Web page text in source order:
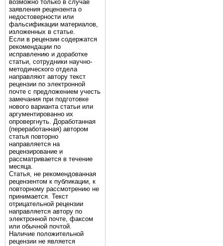
возможно только в случае
заявления рецензента о
недостоверности или
фальсификации материалов,
изложенных в статье.
Если в рецензии содержатся
рекомендации по
исправлению и доработке
статьи, сотрудники научно-
методического отдела
направляют автору текст
рецензии по электронной
почте с предложением учесть
замечания при подготовке
нового варианта статьи или
аргументированно их
опровергнуть. Доработанная
(переработанная) автором
статья повторно
направляется на
рецензирование и
рассматривается в течение
месяца.
Статья, не рекомендованная
рецензентом к публикации, к
повторному рассмотрению не
принимается. Текст
отрицательной рецензии
направляется автору по
электронной почте, факсом
или обычной почтой.
Наличие положительной
рецензии не является